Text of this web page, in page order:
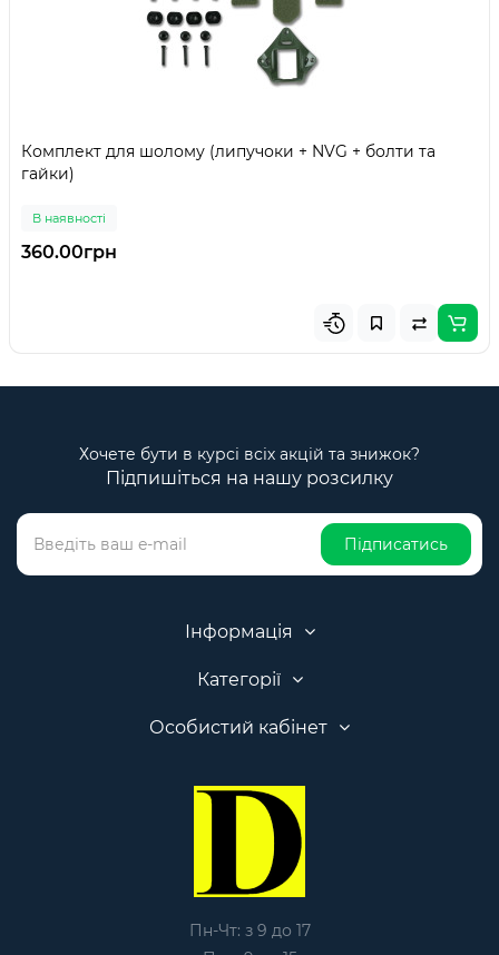
Комплект для шолому (липучоки + NVG + болти та
гайки)
В наявності
360.00грн
Хочете бути в курсі всіх акцій та знижок?
Підпишіться на нашу розсилку
Підписатись
Інформація
Категорії
Особистий кабінет
Пн-Чт: з 9 до 17